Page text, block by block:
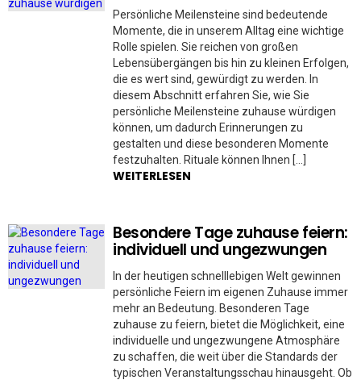
Persönliche Meilensteine sind bedeutende
Momente, die in unserem Alltag eine wichtige
Rolle spielen. Sie reichen von großen
Lebensübergängen bis hin zu kleinen Erfolgen,
die es wert sind, gewürdigt zu werden. In
diesem Abschnitt erfahren Sie, wie Sie
persönliche Meilensteine zuhause würdigen
können, um dadurch Erinnerungen zu
gestalten und diese besonderen Momente
festzuhalten. Rituale können Ihnen […]
WEITERLESEN
Besondere Tage zuhause feiern:
individuell und ungezwungen
In der heutigen schnelllebigen Welt gewinnen
persönliche Feiern im eigenen Zuhause immer
mehr an Bedeutung. Besonderen Tage
zuhause zu feiern, bietet die Möglichkeit, eine
individuelle und ungezwungene Atmosphäre
zu schaffen, die weit über die Standards der
typischen Veranstaltungsschau hinausgeht. Ob